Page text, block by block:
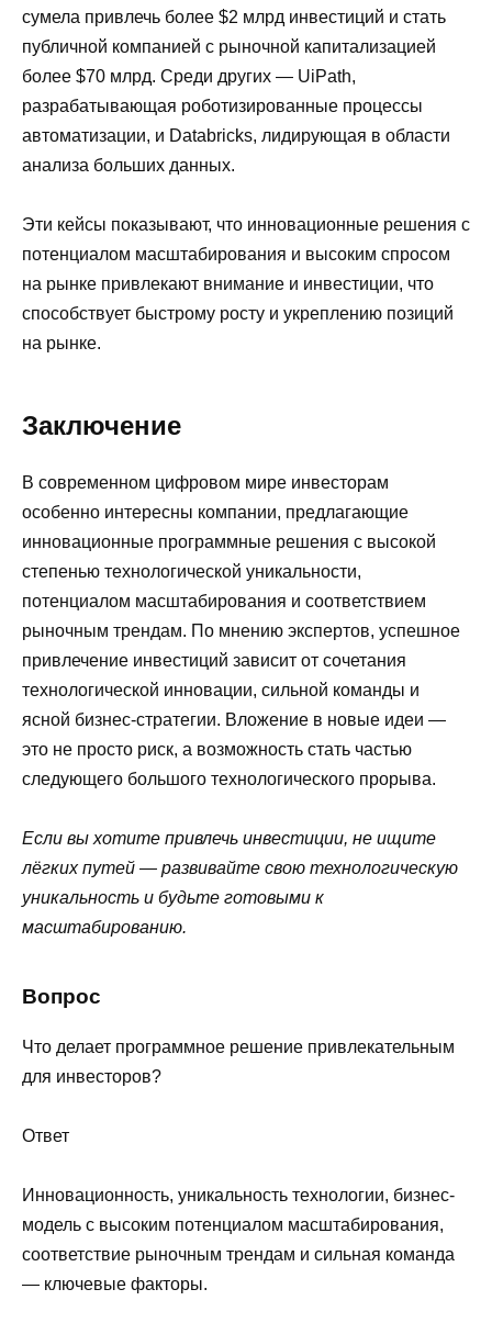
сумела привлечь более $2 млрд инвестиций и стать
публичной компанией с рыночной капитализацией
более $70 млрд. Среди других — UiPath,
разрабатывающая роботизированные процессы
автоматизации, и Databricks, лидирующая в области
анализа больших данных.
Эти кейсы показывают, что инновационные решения с
потенциалом масштабирования и высоким спросом
на рынке привлекают внимание и инвестиции, что
способствует быстрому росту и укреплению позиций
на рынке.
Заключение
В современном цифровом мире инвесторам
особенно интересны компании, предлагающие
инновационные программные решения с высокой
степенью технологической уникальности,
потенциалом масштабирования и соответствием
рыночным трендам. По мнению экспертов, успешное
привлечение инвестиций зависит от сочетания
технологической инновации, сильной команды и
ясной бизнес-стратегии. Вложение в новые идеи —
это не просто риск, а возможность стать частью
следующего большого технологического прорыва.
Если вы хотите привлечь инвестиции, не ищите
лёгких путей — развивайте свою технологическую
уникальность и будьте готовыми к
масштабированию.
Вопрос
Что делает программное решение привлекательным
для инвесторов?
Ответ
Инновационность, уникальность технологии, бизнес-
модель с высоким потенциалом масштабирования,
соответствие рыночным трендам и сильная команда
— ключевые факторы.